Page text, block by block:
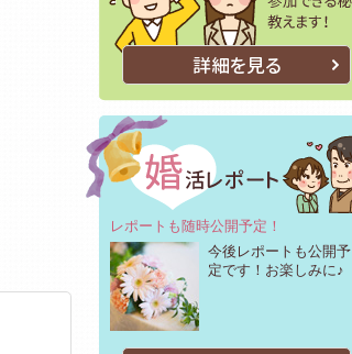
詳細を見る
レポートも随時公開予定！
今後レポートも公開予
定です！お楽しみに♪